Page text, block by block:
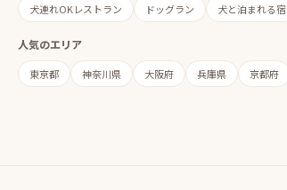
犬連れOKレストラン ドッグラン 犬と泊まれる宿
人気のエリア
東京都 神奈川県 大阪府 兵庫県 京都府